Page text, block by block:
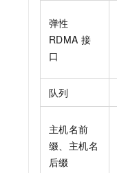
弹性
RDMA 接
口
队列
主机名前
缀、主机名
后缀